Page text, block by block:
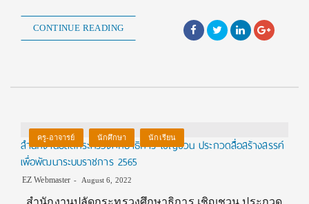
CONTINUE READING
ครู-อาจารย์ นักศึกษา นักเรียน
สำนักงานปลัดกระทรวงศึกษาธิการ เชิญชวน ประกวดสื่อสร้างสรรค์
เพื่อพัฒนาระบบราชการ 2565
EZ Webmaster August 6, 2022